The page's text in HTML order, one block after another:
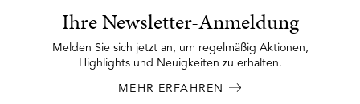
Ihre Newsletter-Anmeldung
Melden Sie sich jetzt an, um regelmäßig Aktionen,
Highlights und Neuigkeiten zu erhalten.
MEHR ERFAHREN